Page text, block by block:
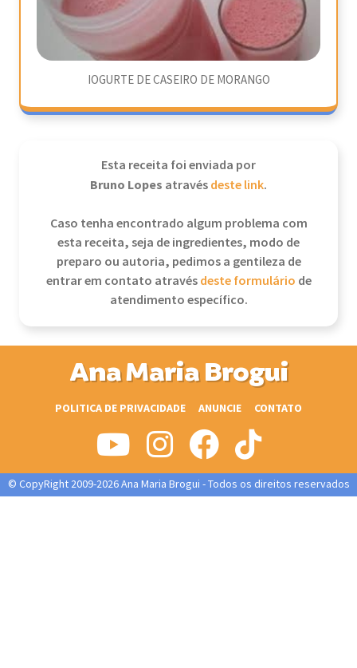
IOGURTE DE CASEIRO DE MORANGO
Esta receita foi enviada por
Bruno Lopes atravésdeste link.
Caso tenha encontrado algum problema com
esta receita, seja de ingredientes, modo de
preparo ou autoria, pedimos a gentileza de
entrar em contato atravésdeste formulário de
atendimento específico.
Ana Maria Brogui
POLITICA DE PRIVACIDADE ANUNCIE CONTATO
© CopyRight 2009-2026 Ana Maria Brogui - Todos os direitos reservados